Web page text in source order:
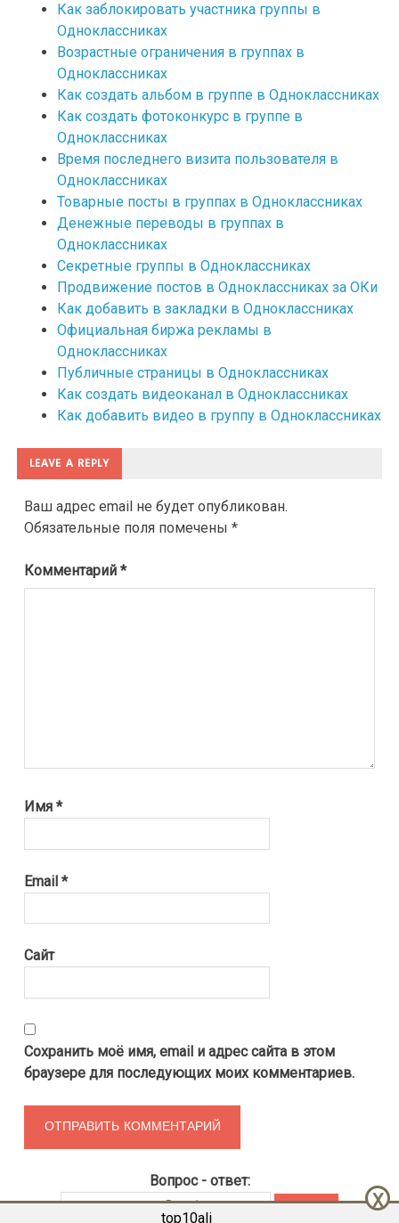
Как заблокировать участника группы в
Одноклассниках
Возрастные ограничения в группах в
Одноклассниках
Как создать альбом в группе в Одноклассниках
Как создать фотоконкурс в группе в
Одноклассниках
Время последнего визита пользователя в
Одноклассниках
Товарные посты в группах в Одноклассниках
Денежные переводы в группах в
Одноклассниках
Секретные группы в Одноклассниках
Продвижение постов в Одноклассниках за ОКи
Как добавить в закладки в Одноклассниках
Официальная биржа рекламы в
Одноклассниках
Публичные страницы в Одноклассниках
Как создать видеоканал в Одноклассниках
Как добавить видео в группу в Одноклассниках
LEAVE A REPLY
Ваш адрес email не будет опубликован.
Обязательные поля помечены*
Комментарий*
Имя*
Email*
Сайт
Сохранить моё имя, email и адрес сайта в этом
браузере для последующих моих комментариев.
Вопрос - ответ:
X
top10ali